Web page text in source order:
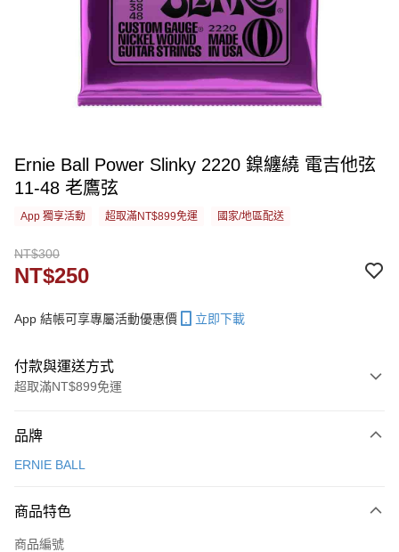
Ernie Ball Power Slinky 2220 鎳纏繞 電吉他弦
11-48 老鷹弦
App 獨享活動 超取滿NT$899免運 國家/地區配送
NT$300
NT$250
App 結帳可享專屬活動優惠價 立即下載
付款與運送方式
超取滿NT$899免運
信用卡一次付款
3 期 0 利率 每期
合作金庫商業銀行
品牌
ERNIE BALL
商品特色
商品編號